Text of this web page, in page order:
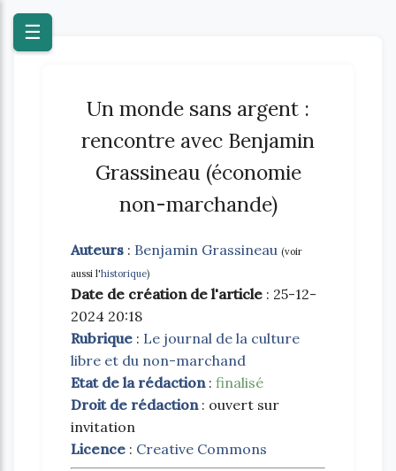
☰
Blog
Un monde sans argent :
rencontre avec Benjamin
Grassineau (économie
non-marchande)
Auteurs : Benjamin Grassineau (voir
aussi l'historique)
Date de création de l'article : 25-12-
2024 20:18
Rubrique : Le journal de la culture
libre et du non-marchand
Etat de la rédaction: finalisé
Droit de rédaction: ouvert sur
invitation
Licence : Creative Commons